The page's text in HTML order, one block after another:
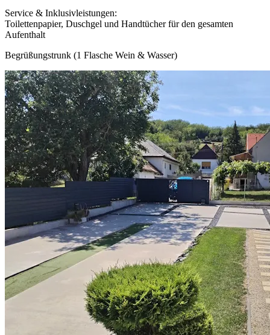
Service & Inklusivleistungen:
Toilettenpapier, Duschgel und Handtücher für den gesamten
Aufenthalt
Begrüßungstrunk (1 Flasche Wein & Wasser)